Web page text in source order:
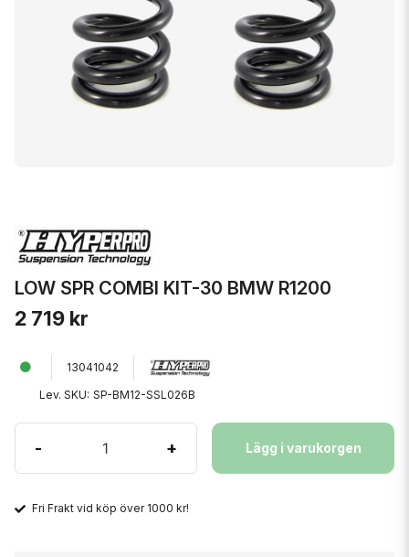
LOW SPR COMBI KIT-30 BMW R1200
2 719 kr
13041042
Lev. SKU: SP-BM12-SSL026B
- + Lägg i varukorgen
Fri Frakt vid köp över 1000 kr!